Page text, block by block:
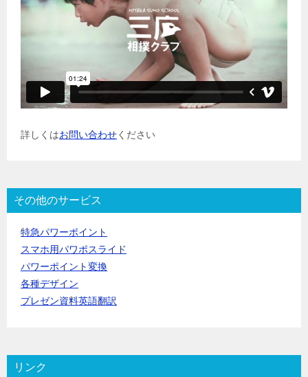
詳しくはお問い合わせください
その他のサービス
特急パワーポイント
スマホ用パワポスライド
パワーポイント変換
各種デザイン
プレゼン資料英語翻訳
リンク